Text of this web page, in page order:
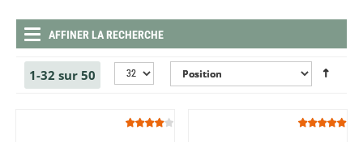
AFFINER LA RECHERCHE
1-32 sur 50